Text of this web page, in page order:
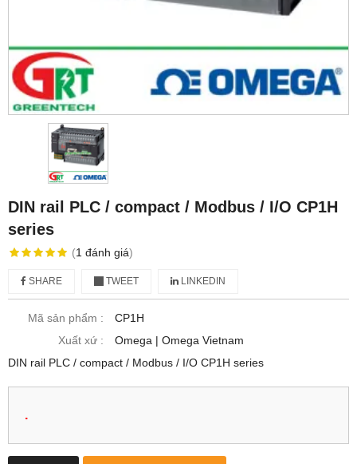
DIN rail PLC / compact / Modbus / I/O CP1H
series
(1 đánh giá)
SHARE TWEET LINKEDIN
Mã sản phẩm :
CP1H
Xuất xứ :
Omega | Omega Vietnam
DIN rail PLC / compact / Modbus / I/O CP1H series
.